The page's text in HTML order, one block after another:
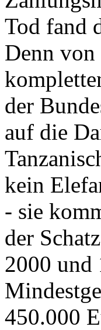
Tod fand
Denn
der
auf die
kein
- sie
der
2000
450.000